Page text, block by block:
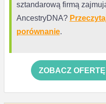
sztandarową firmą
AncestryDNA?
porównanie.
ZOBACZ